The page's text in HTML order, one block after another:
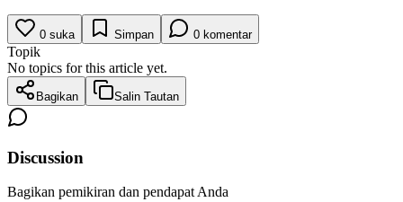
0 suka Simpan 0 komentar
Topik
No topics for this article yet.
Bagikan Salin Tautan
Discussion
Bagikan pemikiran dan pendapat Anda